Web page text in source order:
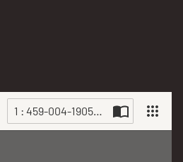
1 : 459-004-1905.jpg